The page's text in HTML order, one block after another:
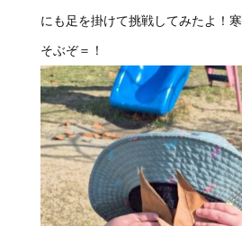
にも足を掛けて挑戦してみたよ！
そぶぞ＝！